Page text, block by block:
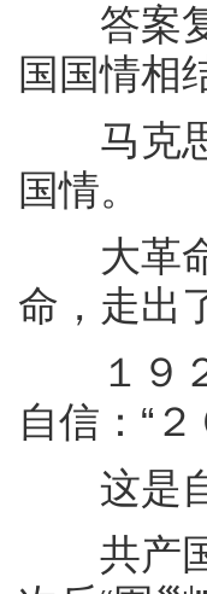
答案复
国国情相
马克思
国情。
大革命
命，走出
１９２
自信：“
这是自
共产国